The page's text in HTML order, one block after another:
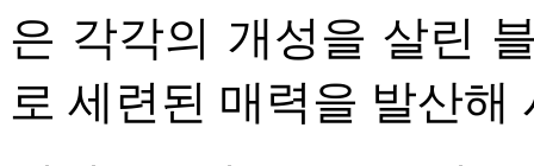
은 각각의 개성을 살린
로 세련된 매력을 발산해